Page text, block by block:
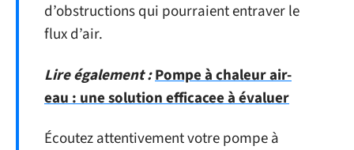
d’obstructions qui pourraient entraver le
flux d’air.
Lire également :Pompe à chaleur air-
eau : une solution efficacee à évaluer
Écoutez attentivement votre pompe à